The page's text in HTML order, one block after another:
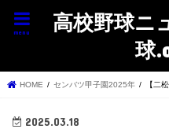
高校野球ニ
球
menu
HOME センバツ甲子園2025年 【二
2025.03.18